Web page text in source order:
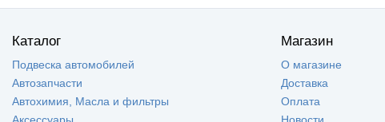
Ford Focus 2 (2)
Ford Mondeo III (1)
Каталог
Подвеска автомобилей
Автозапчасти
Автохимия, Масла и фильтры
Магазин
О магазине
Доставка
Оплата